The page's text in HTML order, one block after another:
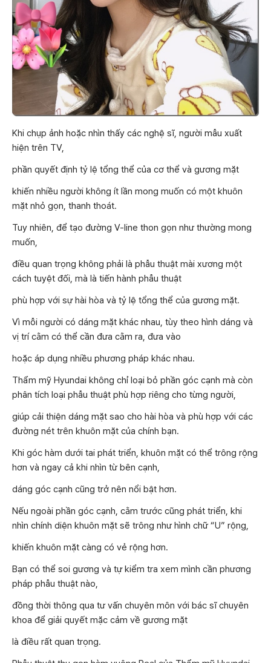
Khi chụp ảnh hoặc nhìn thấy các nghệ sĩ, người mẫu xuất
hiện trên TV,
phần quyết định tỷ lệ tổng thể của cơ thể và gương mặt
khiến nhiều người không ít lần mong muốn có một khuôn
mặt nhỏ gọn, thanh thoát.
Tuy nhiên, để tạo đường V-line thon gọn như thường mong
muốn,
điều quan trọng không phải là phẫu thuật mài xương một
cách tuyệt đối, mà là tiến hành phẫu thuật
phù hợp với sự hài hòa và tỷ lệ tổng thể của gương mặt.
Vì mỗi người có dáng mặt khác nhau, tùy theo hình dáng và
vị trí cằm có thể cần đưa cằm ra, đưa vào
hoặc áp dụng nhiều phương pháp khác nhau.
Thẩm mỹ Hyundai không chỉ loại bỏ phần góc cạnh mà còn
phân tích loại phẫu thuật phù hợp riêng cho từng người,
giúp cải thiện dáng mặt sao cho hài hòa và phù hợp với các
đường nét trên khuôn mặt của chính bạn.
Khi góc hàm dưới tai phát triển, khuôn mặt có thể trông rộng
hơn và ngay cả khi nhìn từ bên cạnh,
dáng góc cạnh cũng trở nên nổi bật hơn.
Nếu ngoài phần góc cạnh, cằm trước cũng phát triển, khi
nhìn chính diện khuôn mặt sẽ trông như hình chữ “U” rộng,
khiến khuôn mặt càng có vẻ rộng hơn.
Bạn có thể soi gương và tự kiểm tra xem mình cần phương
pháp phẫu thuật nào,
đồng thời thông qua tư vấn chuyên môn với bác sĩ chuyên
khoa để giải quyết mặc cảm về gương mặt
là điều rất quan trọng.